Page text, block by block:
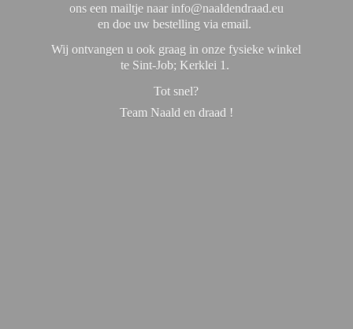
ons een mailtje naar info@naaldendraad.eu
en doe uw bestelling via email.
Wij ontvangen u ook graag in onze fysieke winkel
te Sint-Job; Kerklei 1.
Tot snel?
Team Naald en draad !